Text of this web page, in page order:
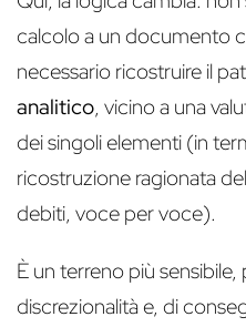
calcolo a un documento
necessario ricostruire il
analitico, vicino a una
dei singoli elementi (in
ricostruzione ragionata
debiti, voce per voce).
È un terreno più
discrezionalità e, di